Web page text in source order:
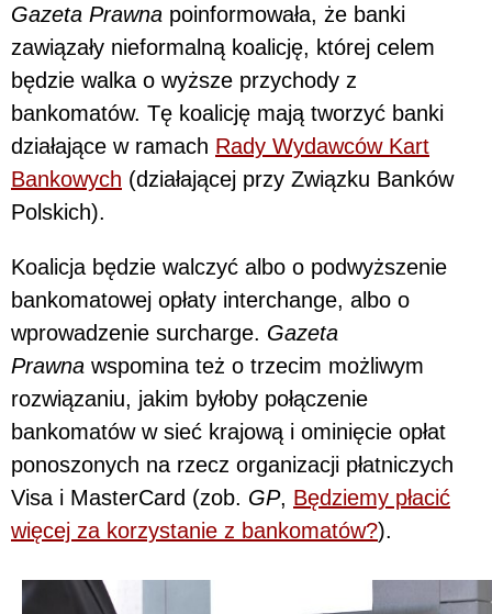
Gazeta Prawna poinformowała, że banki
zawiązały nieformalną koalicję, której celem
będzie walka o wyższe przychody z
bankomatów. Tę koalicję mają tworzyć banki
działające w ramach Rady Wydawców Kart
Bankowych (działającej przy Związku Banków
Polskich).
Koalicja będzie walczyć albo o podwyższenie
bankomatowej opłaty interchange, albo o
wprowadzenie surcharge. Gazeta
Prawna wspomina też o trzecim możliwym
rozwiązaniu, jakim byłoby połączenie
bankomatów w sieć krajową i ominięcie opłat
ponoszonych na rzecz organizacji płatniczych
Visa i MasterCard (zob. GP, Będziemy płacić
więcej za korzystanie z bankomatów?).